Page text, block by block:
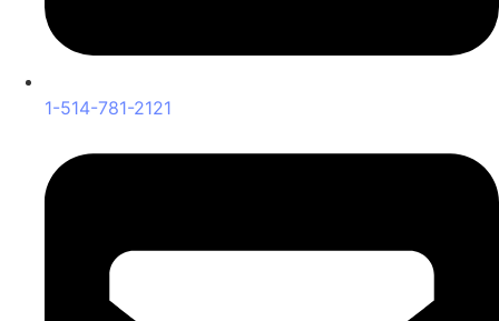
1-514-781-2121